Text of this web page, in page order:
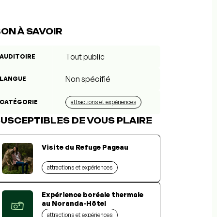
À SAVOIR
AUDITOIRE Tout public
LANGUE Non spécifié
CATÉGORIE attractions et expériences
DE VOUS PLAIRE
Visite du Refuge Pageau
attractions et expériences
Expérience boréale thermale
au Noranda-Hôtel
attractions et expériences